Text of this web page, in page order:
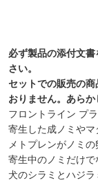
必ず製品の添付文
さい。
セットでの販売の
おりません。あらか
フロントライン プ
寄生した成ノミや
メトプレンがノミ
寄生中のノミだけで
犬のシラミとハジラ